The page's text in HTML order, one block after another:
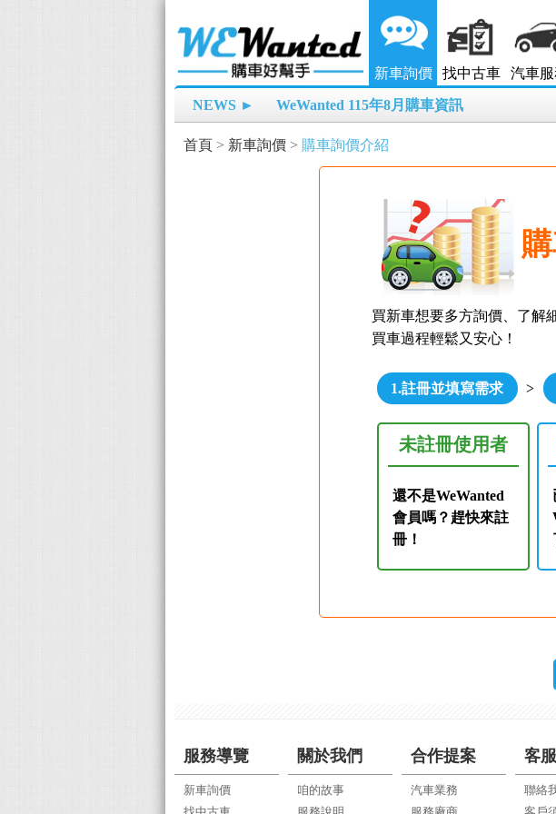
新車詢價 找中古車 汽車
NEWS ► WeWanted 115年8月購車資訊
首頁 > 新車詢價 > 購車詢價介紹
買新車想要多方詢價、了解
買車過程輕鬆又安心！
1.註冊並填寫需求 >
未註冊使用者
還不是WeWanted
會員嗎？趕快來註
冊！
服務導覽
新車詢價
關於我們
咱的故事
合作提案
汽車業務
客
聯絡